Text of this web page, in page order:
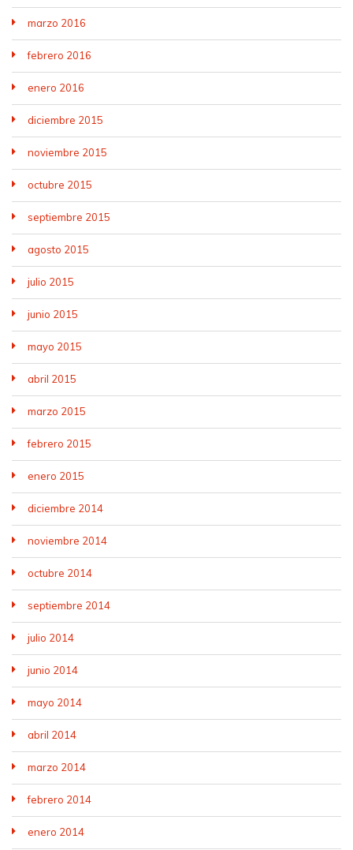
marzo 2016
febrero 2016
enero 2016
diciembre 2015
noviembre 2015
octubre 2015
septiembre 2015
agosto 2015
julio 2015
junio 2015
mayo 2015
abril 2015
marzo 2015
febrero 2015
enero 2015
diciembre 2014
noviembre 2014
octubre 2014
septiembre 2014
julio 2014
junio 2014
mayo 2014
abril 2014
marzo 2014
febrero 2014
enero 2014